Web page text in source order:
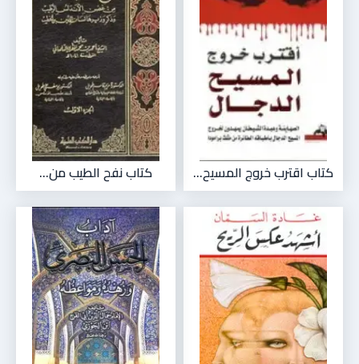
كتاب اقترب خروج المسيح... كتاب نفح الطيب من...